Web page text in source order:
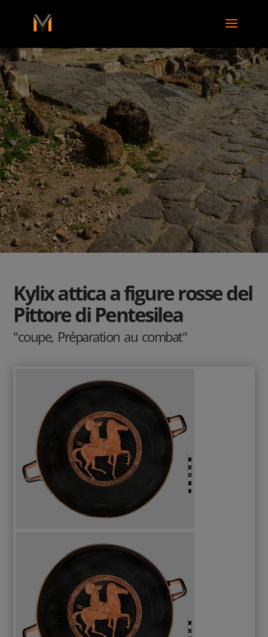
Kylix attica a figure rosse del
Pittore di Pentesilea
"coupe, Préparation au combat"